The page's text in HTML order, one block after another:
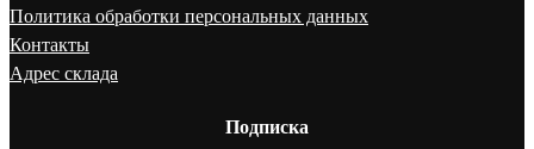
Политика обработки персональных данных
Контакты
Адрес склада
Подписка